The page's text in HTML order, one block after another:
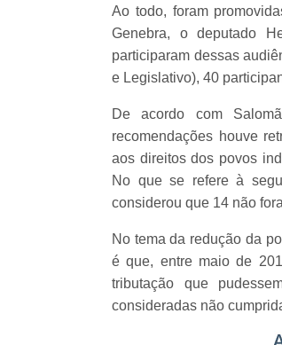
Ao todo, foram
Genebra, o deputado
participaram dessas
e Legislativo), 40
De acordo com
recomendações houve
aos direitos dos povos
No que se refere à
considerou que 14 não
No tema da redução da
é que, entre maio de
tributação que
consideradas não